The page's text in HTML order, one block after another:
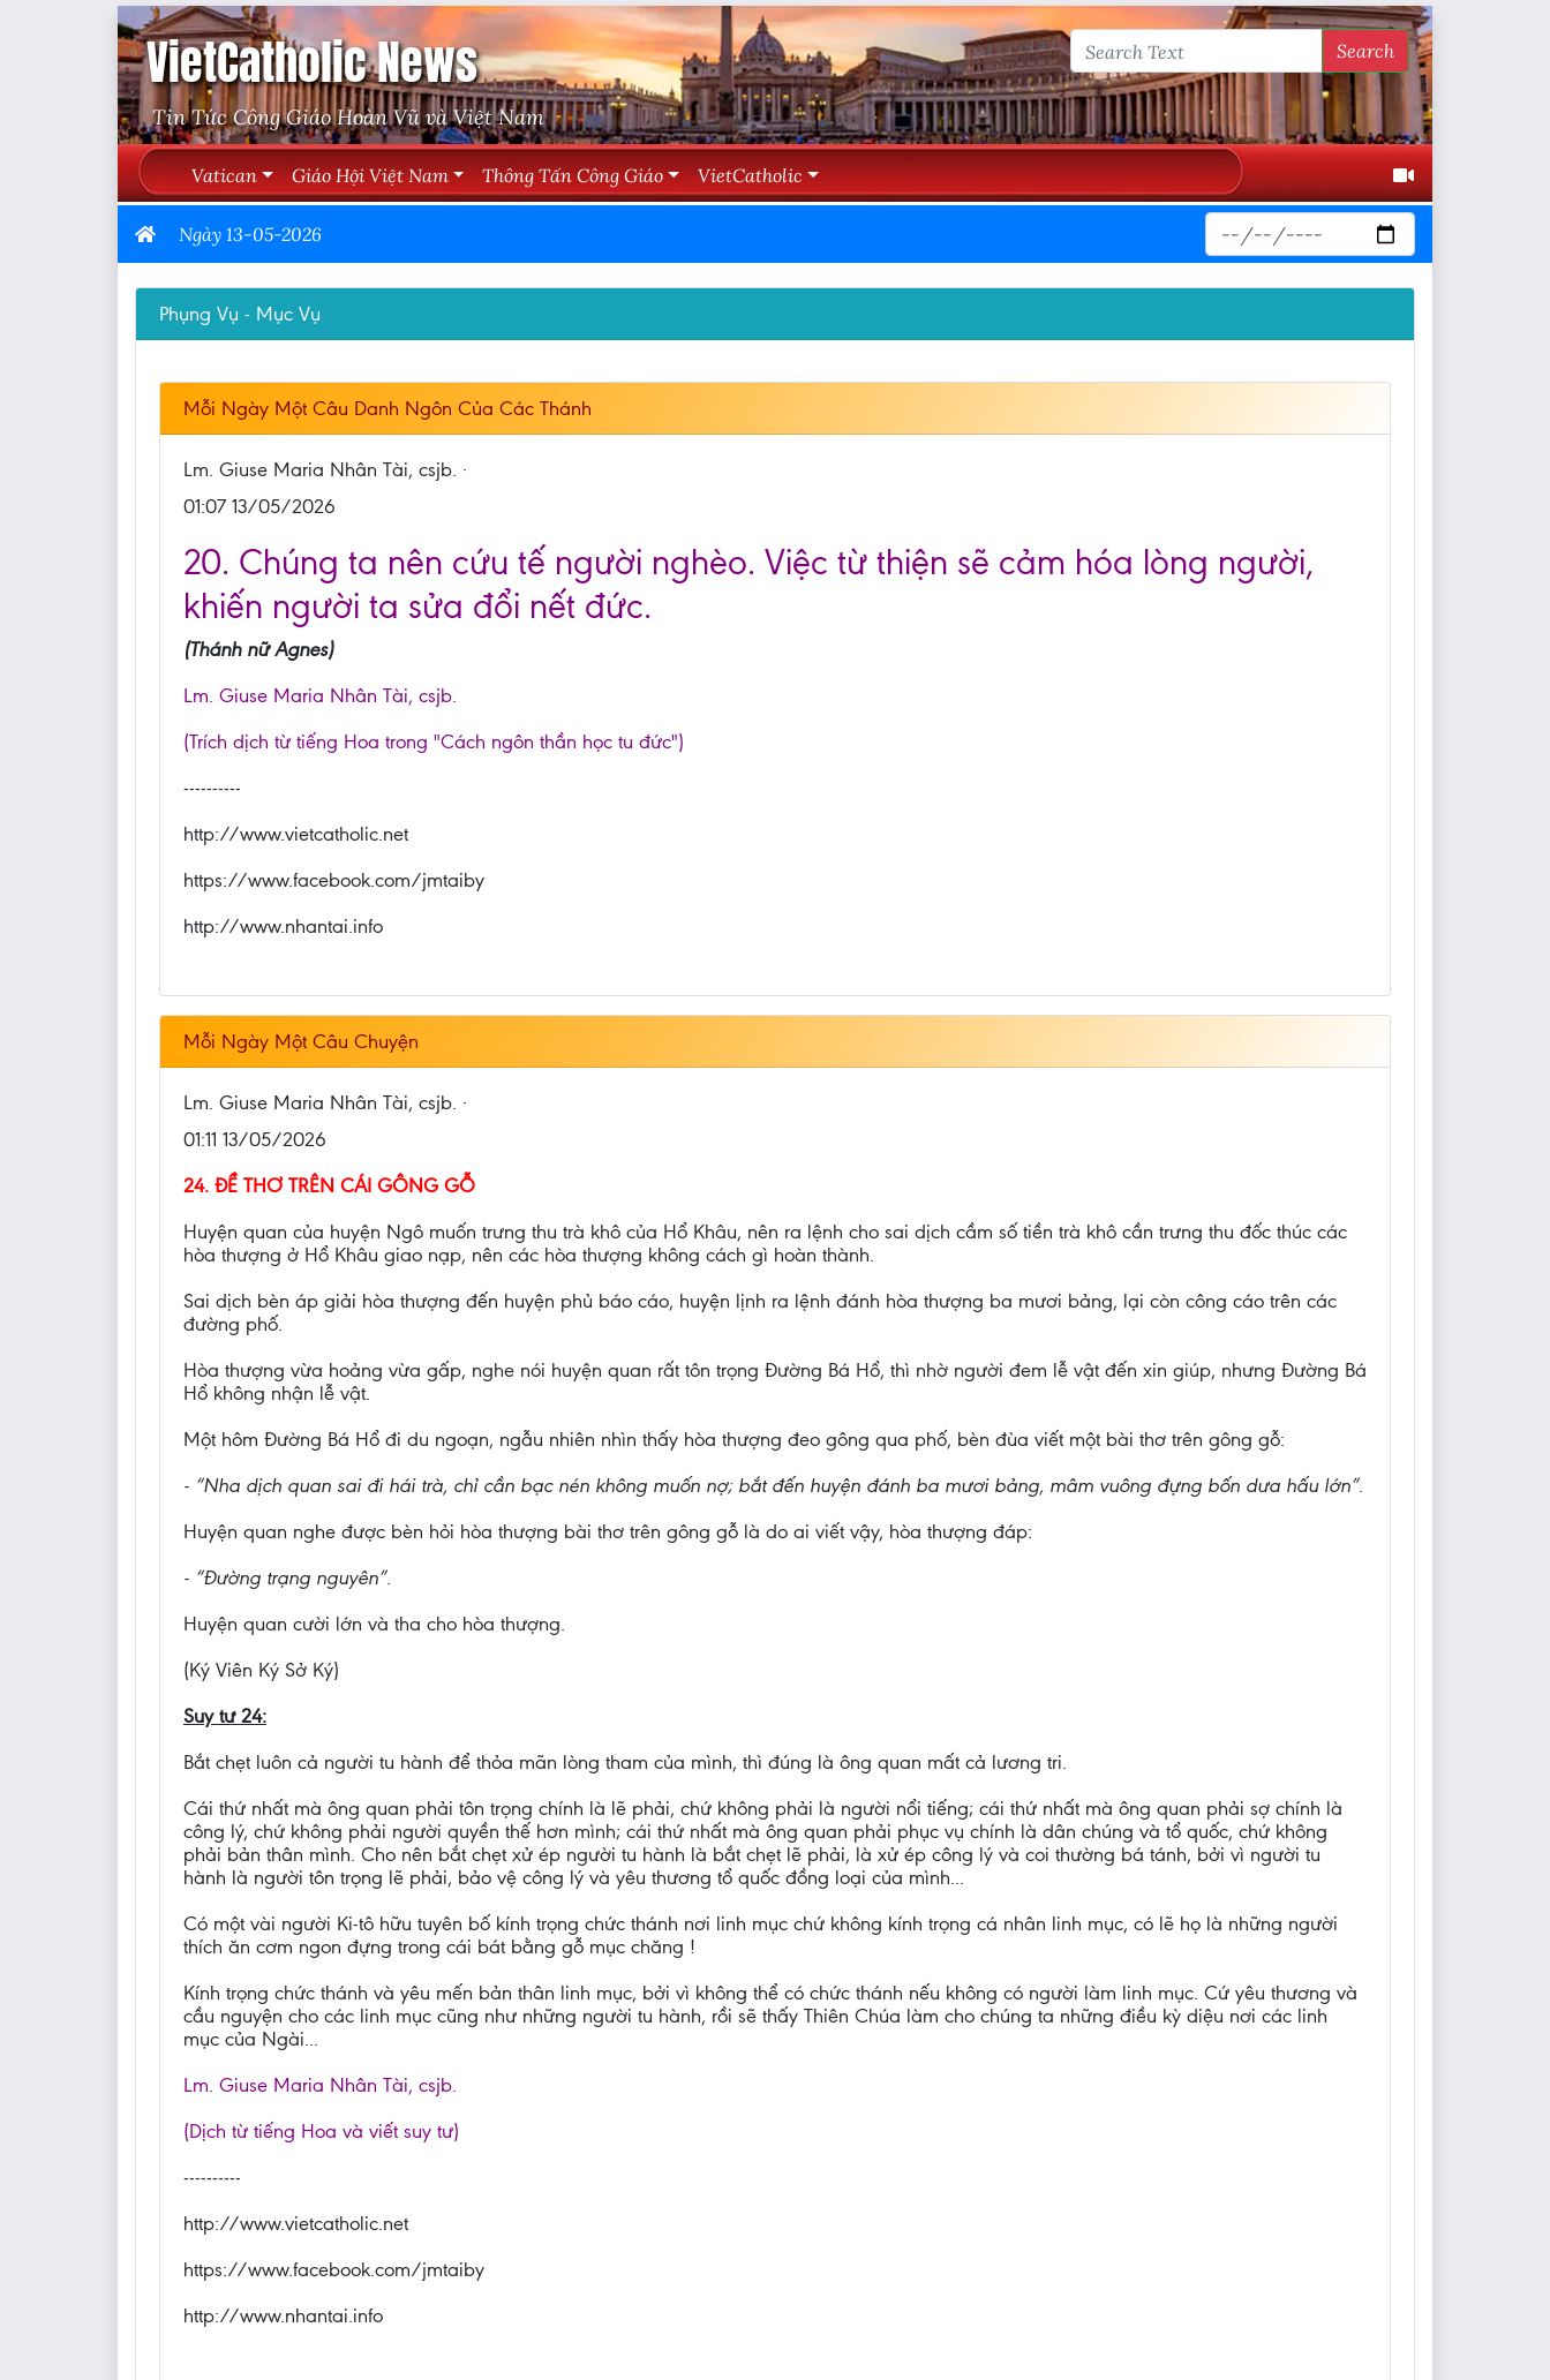
VietCatholic News
Tin Tức Công Giáo Hoàn Vũ và Việt Nam
Search
Vatican Giáo Hội Việt Nam Thông Tấn Công Giáo VietCatholic
Ngày 13-05-2026
Phụng Vụ - Mục Vụ
Mỗi Ngày Một Câu Danh Ngôn Của Các Thánh
Lm. Giuse Maria Nhân Tài, csjb. ·
01:07 13/05/2026
20. Chúng ta nên cứu tế người nghèo. Việc từ thiện sẽ cảm hóa lòng người,
khiến người ta sửa đổi nết đức.
(Thánh nữ Agnes)
Lm. Giuse Maria Nhân Tài, csjb.
(Trích dịch từ tiếng Hoa trong "Cách ngôn thần học tu đức")
----------
http://www.vietcatholic.net
https://www.facebook.com/jmtaiby
http://www.nhantai.info
Mỗi Ngày Một Câu Chuyện
Lm. Giuse Maria Nhân Tài, csjb. ·
01:11 13/05/2026
24. ĐỀ THƠ TRÊN CÁI GÔNG GỖ
Huyện quan của huyện Ngô muốn trưng thu trà khô của Hổ Khâu, nên ra lệnh cho sai dịch cầm số tiền trà khô cần trưng thu đốc thúc các
hòa thượng ở Hổ Khâu giao nạp, nên các hòa thượng không cách gì hoàn thành.
Sai dịch bèn áp giải hòa thượng đến huyện phủ báo cáo, huyện lịnh ra lệnh đánh hòa thượng ba mươi bảng, lại còn công cáo trên các
đường phố.
Hòa thượng vừa hoảng vừa gấp, nghe nói huyện quan rất tôn trọng Đường Bá Hổ, thì nhờ người đem lễ vật đến xin giúp, nhưng Đường Bá
Hổ không nhận lễ vật.
Một hôm Đường Bá Hổ đi du ngoạn, ngẫu nhiên nhìn thấy hòa thượng đeo gông qua phố, bèn đùa viết một bài thơ trên gông gỗ:
- “Nha dịch quan sai đi hái trà, chỉ cần bạc nén không muốn nợ; bắt đến huyện đánh ba mươi bảng, mâm vuông đựng bốn dưa hấu lớn”.
Huyện quan nghe được bèn hỏi hòa thượng bài thơ trên gông gỗ là do ai viết vậy, hòa thượng đáp:
- “Đường trạng nguyên”.
Huyện quan cười lớn và tha cho hòa thượng.
(Ký Viên Ký Sở Ký)
Suy tư 24:
Bắt chẹt luôn cả người tu hành để thỏa mãn lòng tham của mình, thì đúng là ông quan mất cả lương tri.
Cái thứ nhất mà ông quan phải tôn trọng chính là lẽ phải, chứ không phải là người nổi tiếng; cái thứ nhất mà ông quan phải sợ chính là
công lý, chứ không phải người quyền thế hơn mình; cái thứ nhất mà ông quan phải phục vụ chính là dân chúng và tổ quốc, chứ không
phải bản thân mình. Cho nên bắt chẹt xử ép người tu hành là bắt chẹt lẽ phải, là xử ép công lý và coi thường bá tánh, bởi vì người tu
hành là người tôn trọng lẽ phải, bảo vệ công lý và yêu thương tổ quốc đồng loại của mình...
Có một vài người Ki-tô hữu tuyên bố kính trọng chức thánh nơi linh mục chứ không kính trọng cá nhân linh mục, có lẽ họ là những người
thích ăn cơm ngon đựng trong cái bát bằng gỗ mục chăng !
Kính trọng chức thánh và yêu mến bản thân linh mục, bởi vì không thể có chức thánh nếu không có người làm linh mục. Cứ yêu thương và
cầu nguyện cho các linh mục cũng như những người tu hành, rồi sẽ thấy Thiên Chúa làm cho chúng ta những điều kỳ diệu nơi các linh
mục của Ngài...
Lm. Giuse Maria Nhân Tài, csjb.
(Dịch từ tiếng Hoa và viết suy tư)
----------
http://www.vietcatholic.net
https://www.facebook.com/jmtaiby
http://www.nhantai.info